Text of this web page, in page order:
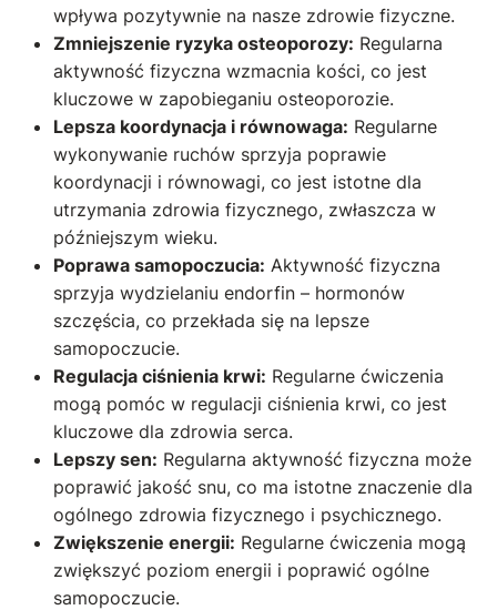
wpływa pozytywnie na nasze zdrowie fizyczne.
Zmniejszenie ryzyka osteoporozy: Regularna
aktywność fizyczna wzmacnia kości, co jest
kluczowe w zapobieganiu osteoporozie.
Lepsza koordynacja i równowaga: Regularne
wykonywanie ruchów sprzyja poprawie
koordynacji i równowagi, co jest istotne dla
utrzymania zdrowia fizycznego, zwłaszcza w
późniejszym wieku.
Poprawa samopoczucia: Aktywność fizyczna
sprzyja wydzielaniu endorfin – hormonów
szczęścia, co przekłada się na lepsze
samopoczucie.
Regulacja ciśnienia krwi: Regularne ćwiczenia
mogą pomóc w regulacji ciśnienia krwi, co jest
kluczowe dla zdrowia serca.
Lepszy sen: Regularna aktywność fizyczna może
poprawić jakość snu, co ma istotne znaczenie dla
ogólnego zdrowia fizycznego i psychicznego.
Zwiększenie energii: Regularne ćwiczenia mogą
zwiększyć poziom energii i poprawić ogólne
samopoczucie.